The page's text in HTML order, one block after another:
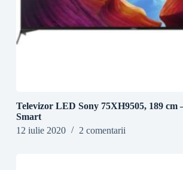
Televizor LED Sony 75XH9505, 189 cm
Smart
12 iulie 2020
2 comentarii